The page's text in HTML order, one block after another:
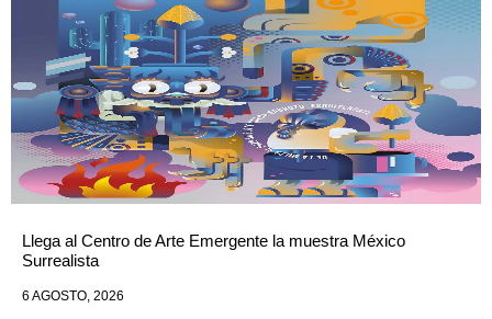
Llega al Centro de Arte Emergente la muestra México
Surrealista
6 AGOSTO, 2026